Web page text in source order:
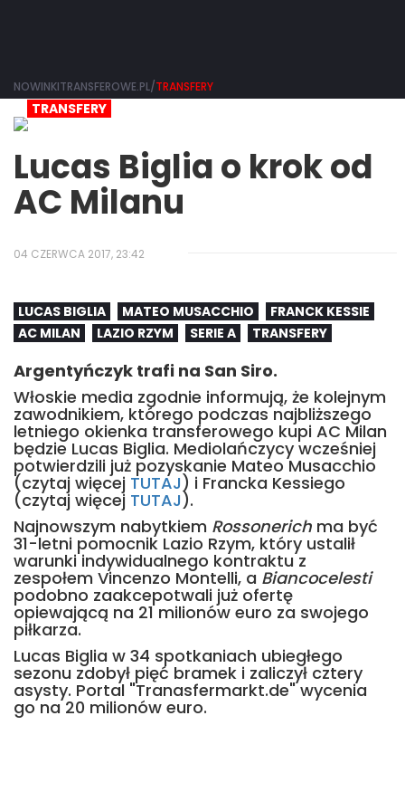
NOWINKITRANSFEROWE.PL/TRANSFERY
TRANSFERY
Lucas Biglia o krok od
AC Milanu
04 CZERWCA 2017, 23:42
LUCAS BIGLIA MATEO MUSACCHIO
FRANCK KESSIE
AC MILAN
LAZIO RZYM SERIE A TRANSFERY
Argentyńczyk trafi na San Siro.
Włoskie media zgodnie informują, że kolejnym
zawodnikiem, którego podczas najbliższego
letniego okienka transferowego kupi AC Milan
będzie Lucas Biglia. Mediolańczycy wcześniej
potwierdzili już pozyskanie Mateo Musacchio
(czytaj więcej TUTAJ) i Francka Kessiego
(czytaj więcej TUTAJ).
Najnowszym nabytkiem Rossonerich ma być
31-letni pomocnik Lazio Rzym, który ustalił
warunki indywidualnego kontraktu z
zespołem Vincenzo Montelli, a Biancocelesti
podobno zaakcepotwali już ofertę
opiewającą na 21 milionów euro za swojego
piłkarza.
Lucas Biglia w 34 spotkaniach ubiegłego
sezonu zdobył pięć bramek i zaliczył cztery
asysty. Portal "Tranasfermarkt.de" wycenia
go na 20 milionów euro.